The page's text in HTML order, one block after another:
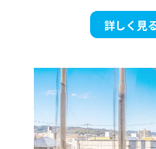
詳しく見